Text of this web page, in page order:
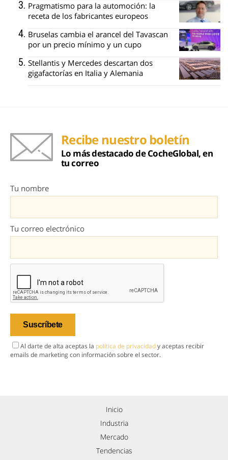
Pragmatismo para la automoción: la
receta de los fabricantes europeos
Bruselas cambia el arancel del Tavascan
por un precio mínimo y un cupo
Stellantis y Mercedes descartan dos
gigafactorías en Italia y Alemania
Recibe nuestro boletín
Lo más destacado de CocheGlobal, en
tu correo
Tu nombre
Tu correo electrónico
Al darte de alta aceptas la política de privacidady aceptas recibir
emails de marketing con información sobre el sector.
Inicio
Industria
Mercado
Tendencias